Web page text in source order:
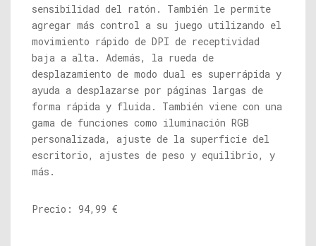
sensibilidad del ratón. También le permite
agregar más control a su juego utilizando el
movimiento rápido de DPI de receptividad
baja a alta. Además, la rueda de
desplazamiento de modo dual es superrápida y
ayuda a desplazarse por páginas largas de
forma rápida y fluida. También viene con una
gama de funciones como iluminación RGB
personalizada, ajuste de la superficie del
escritorio, ajustes de peso y equilibrio, y
más.
Precio: 94,99 €